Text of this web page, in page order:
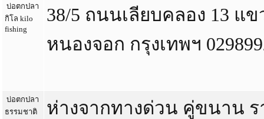
บ่อตกปลา
กิโล kilo
fishing
38/5 ถนนเลียบคลอง 13 แ
หนองจอก กรุงเทพฯ
บ่อตกปลา
ธรรมชาติ
ห่างจากทางด่วน คู่ขนาน